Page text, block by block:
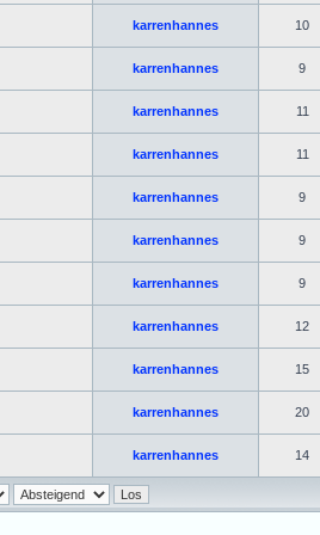
karrenhannes 10
karrenhannes 9
karrenhannes 11
karrenhannes 11
karrenhannes 9
karrenhannes 9
karrenhannes 9
karrenhannes 12
karrenhannes 15
karrenhannes 20
karrenhannes 14